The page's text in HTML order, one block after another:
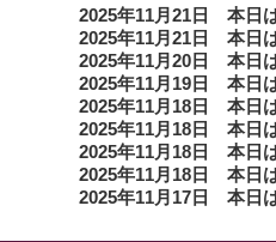
2025年11月21日 本日
2025年11月21日 本日
2025年11月20日 本日
2025年11月19日 本日
2025年11月18日 本日
2025年11月18日 本日
2025年11月18日 本日
2025年11月18日 本日
2025年11月17日 本日